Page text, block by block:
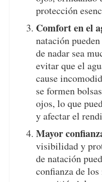
protección
Comfort en el
natación
de nadar sea
evitar que el
cause
se formen
ojos, lo que
y afectar el
Mayor
visibilidad y
de natación
confianza de los